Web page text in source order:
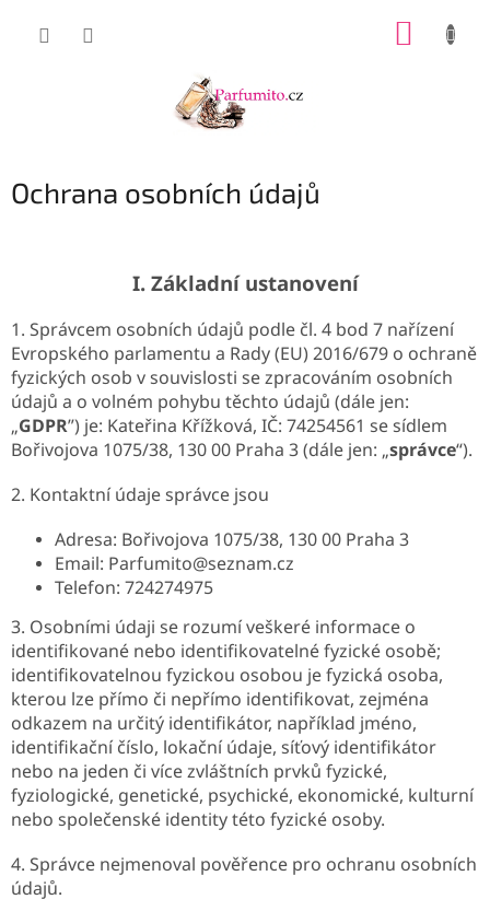
Ochrana osobních údajů
I. Základní ustanovení
1. Správcem osobních údajů podle čl. 4 bod 7 nařízení
Evropského parlamentu a Rady (EU) 2016/679 o ochraně
fyzických osob v souvislosti se zpracováním osobních
údajů a o volném pohybu těchto údajů (dále jen:
„GDPR”) je: Kateřina Křížková, IČ: 74254561 se sídlem
Bořivojova 1075/38, 130 00 Praha 3(dále jen: „správce“).
2. Kontaktní údaje správce jsou
Adresa: Bořivojova 1075/38, 130 00 Praha 3
Email: Parfumito@seznam.cz
Telefon: 724274975
3. Osobními údaji se rozumí veškeré informace o
identifikované nebo identifikovatelné fyzické osobě;
identifikovatelnou fyzickou osobou je fyzická osoba,
kterou lze přímo či nepřímo identifikovat, zejména
odkazem na určitý identifikátor, například jméno,
identifikační číslo, lokační údaje, síťový identifikátor
nebo na jeden či více zvláštních prvků fyzické,
fyziologické, genetické, psychické, ekonomické, kulturní
nebo společenské identity této fyzické osoby.
4. Správce nejmenoval pověřence pro ochranu osobních
údajů.